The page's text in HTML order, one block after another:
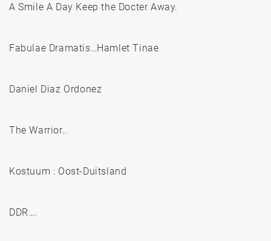
A Smile A Day Keep the Docter Away.
Fabulae Dramatis…Hamlet Tinae
Daniel Diaz Ordonez
The Warrior..
Kostuum : Oost-Duitsland
DDR….